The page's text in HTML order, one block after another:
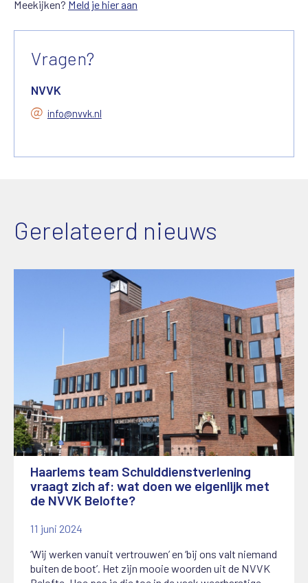
Meekijken? Meld je hier aan
Vragen?
NVVK
info@nvvk.nl
Gerelateerd nieuws
Haarlems team Schulddienstverlening
vraagt zich af: wat doen we eigenlijk met
de NVVK Belofte?
11 juni 2024
‘Wij werken vanuit vertrouwen’ en ‘bij ons valt niemand
buiten de boot’. Het zijn mooie woorden uit de NVVK